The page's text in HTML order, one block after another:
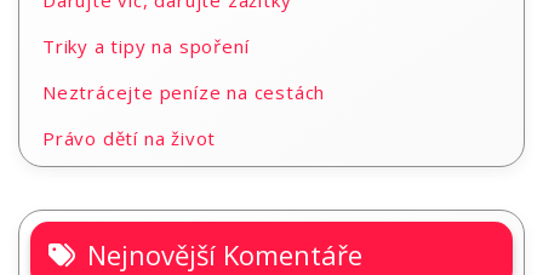
Triky a tipy na spoření
Neztrácejte peníze na cestách
Právo dětí na život
Nejnovější Komentáře